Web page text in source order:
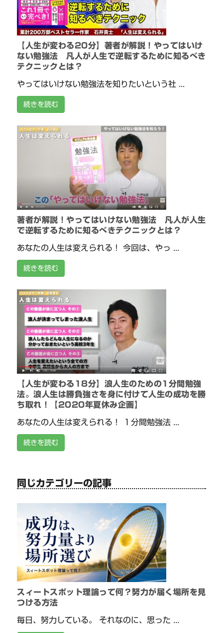
【人生が変わる20分】著者が解説！やってはいけ
ない勉強法 凡人が人生で逆転するために知るべき
テクニックとは？
やってはいけない勉強法を知りたいという社 ...
続きを読む
著者が解説！やってはいけない勉強法 凡人が人生
で逆転するために知るべきテクニックとは？
あなたの人生は変えられる！ 今回は、やっ ...
続きを読む
【人生が変わる18分】浪人生のための1分間勉強
法。浪人生は勝負強さを身に付けて人生の成功を勝
ち取れ！【2020年夏休み企画】
あなたの人生は変えられる！ １分間勉強法 ...
続きを読む
同じカテゴリーの記事
スィートスポット理論って何？努力が届く場所を見
つける方法
毎日、努力している。 それなのに、思った ...